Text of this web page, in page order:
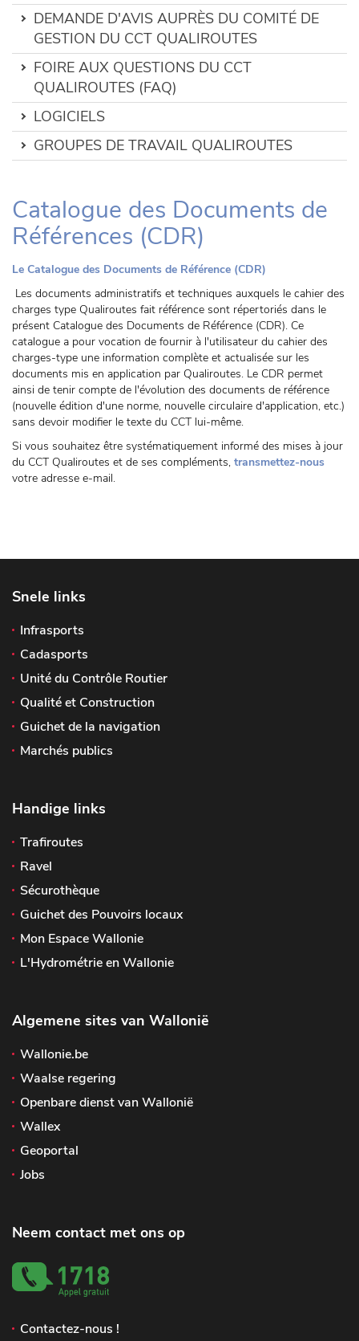
DEMANDE D'AVIS AUPRÈS DU COMITÉ DE
GESTION DU CCT QUALIROUTES
FOIRE AUX QUESTIONS DU CCT
QUALIROUTES (FAQ)
LOGICIELS
GROUPES DE TRAVAIL QUALIROUTES
Catalogue des Documents de
Références (CDR)
Le Catalogue des Documents de Référence (CDR)
Les documents administratifs et techniques auxquels le cahier des
charges type Qualiroutes fait référence sont répertoriés dans le
présent Catalogue des Documents de Référence (CDR). Ce
catalogue a pour vocation de fournir à l'utilisateur du cahier des
charges-type une information complète et actualisée sur les
documents mis en application par Qualiroutes. Le CDR permet
ainsi de tenir compte de l'évolution des documents de référence
(nouvelle édition d'une norme, nouvelle circulaire d'application, etc.)
sans devoir modifier le texte du CCT lui-même.
Si vous souhaitez être systématiquement informé des mises à jour
du CCT Qualiroutes et de ses compléments, transmettez-nous
votre adresse e-mail.
Snele links
Infrasports
Cadasports
Unité du Contrôle Routier
Qualité et Construction
Guichet de la navigation
Marchés publics
Handige links
Trafiroutes
Ravel
Sécurothèque
Guichet des Pouvoirs locaux
Mon Espace Wallonie
L'Hydrométrie en Wallonie
Algemene sites van Wallonië
Wallonie.be
Waalse regering
Openbare dienst van Wallonië
Wallex
Geoportal
Jobs
Neem contact met ons op
Contactez-nous !